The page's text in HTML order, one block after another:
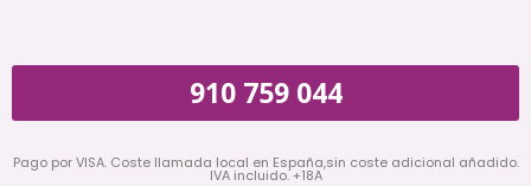
910 759 044
Pago por VISA. Coste llamada local en España,sin coste adicional añadido.
IVA incluido. +18A